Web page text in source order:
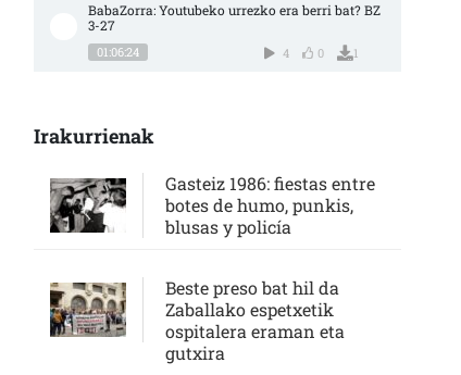
BabaZorra: Youtubeko urrezko era berri bat? BZ
3-27
01:06:24 4 0 1
Irakurrienak
Gasteiz 1986: fiestas entre
botes de humo, punkis,
blusas y policía
Beste preso bat hil da
Zaballako espetxetik
ospitalera eraman eta
gutxira